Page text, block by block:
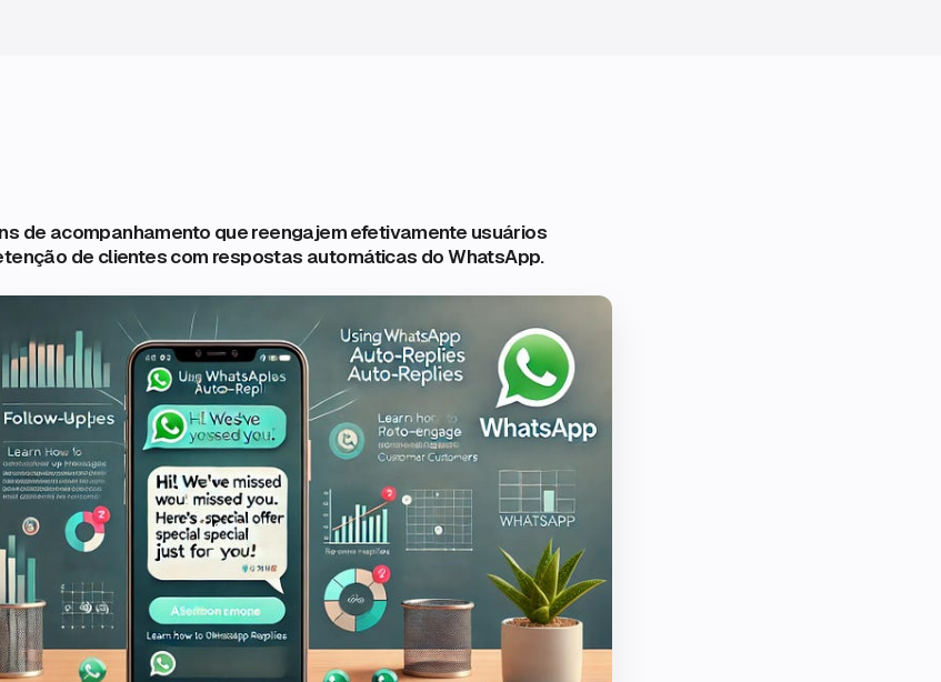
de acompanhamento que reengajem efetivamente usuários
de clientes com respostas automáticas do WhatsApp.